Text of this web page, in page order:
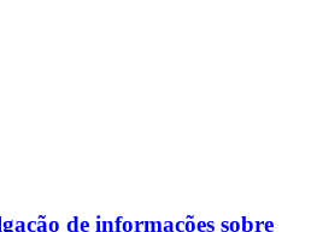
de informações sobre